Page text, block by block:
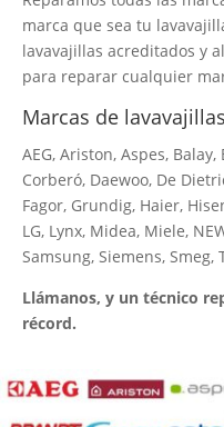
marca que sea tu
lavavajillas acreditados y
para reparar cualquier
Marcas de
AEG, Ariston, Aspes,
Corberó, Daewoo, De
Fagor, Grundig, Haier,
LG, Lynx, Midea, Miele,
Samsung, Siemens, Smeg,
Llámanos, y un técnico
récord.